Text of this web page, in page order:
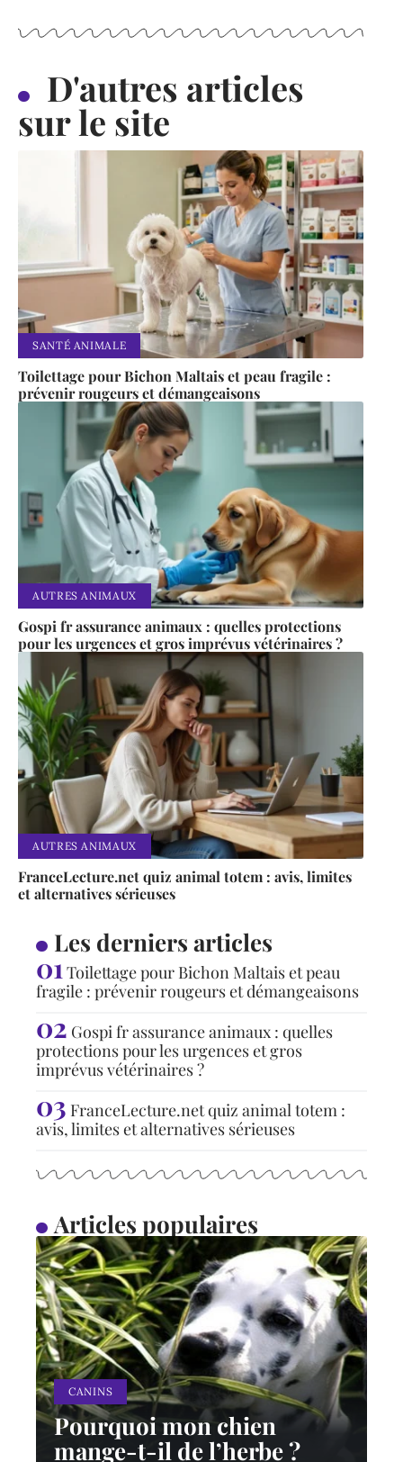
D'autres articles
sur le site
SANTÉ ANIMALE
Toilettage pour Bichon Maltais et peau fragile :
prévenir rougeurs et démangeaisons
AUTRES ANIMAUX
Gospi fr assurance animaux : quelles protections
pour les urgences et gros imprévus vétérinaires ?
AUTRES ANIMAUX
FranceLecture.net quiz animal totem : avis, limites
et alternatives sérieuses
Les derniers articles
Toilettage pour Bichon Maltais et peau
fragile : prévenir rougeurs et démangeaisons
Gospi fr assurance animaux : quelles
protections pour les urgences et gros
imprévus vétérinaires ?
FranceLecture.net quiz animal totem :
avis, limites et alternatives sérieuses
Articles populaires
CANINS
Pourquoi mon chien
mange-t-il de l’herbe ?